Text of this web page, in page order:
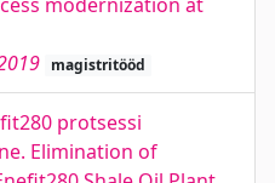
magistritööd
protsessi
Elimination of